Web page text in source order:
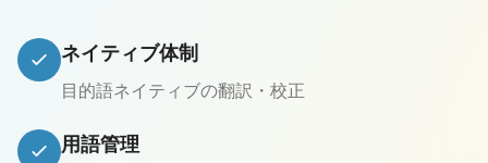
ネイティブ体制
目的語ネイティブの翻訳・校正
用語管理